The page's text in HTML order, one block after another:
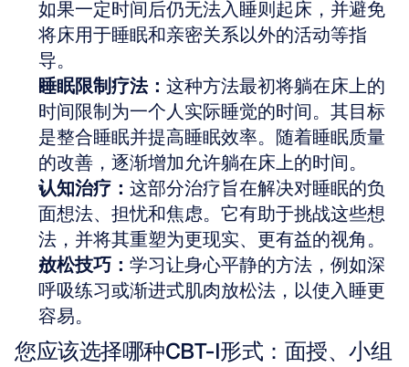
如果一定时间后仍无法入睡则起床，并避免
将床用于睡眠和亲密关系以外的活动等指
导。
睡眠限制疗法： 这种方法最初将躺在床上的
时间限制为一个人实际睡觉的时间。其目标
是整合睡眠并提高睡眠效率。随着睡眠质量
的改善，逐渐增加允许躺在床上的时间。
认知治疗： 这部分治疗旨在解决对睡眠的负
面想法、担忧和焦虑。它有助于挑战这些想
法，并将其重塑为更现实、更有益的视角。
放松技巧： 学习让身心平静的方法，例如深
呼吸练习或渐进式肌肉放松法，以使入睡更
容易。
您应该选择哪种CBT-I形式：面授、小组